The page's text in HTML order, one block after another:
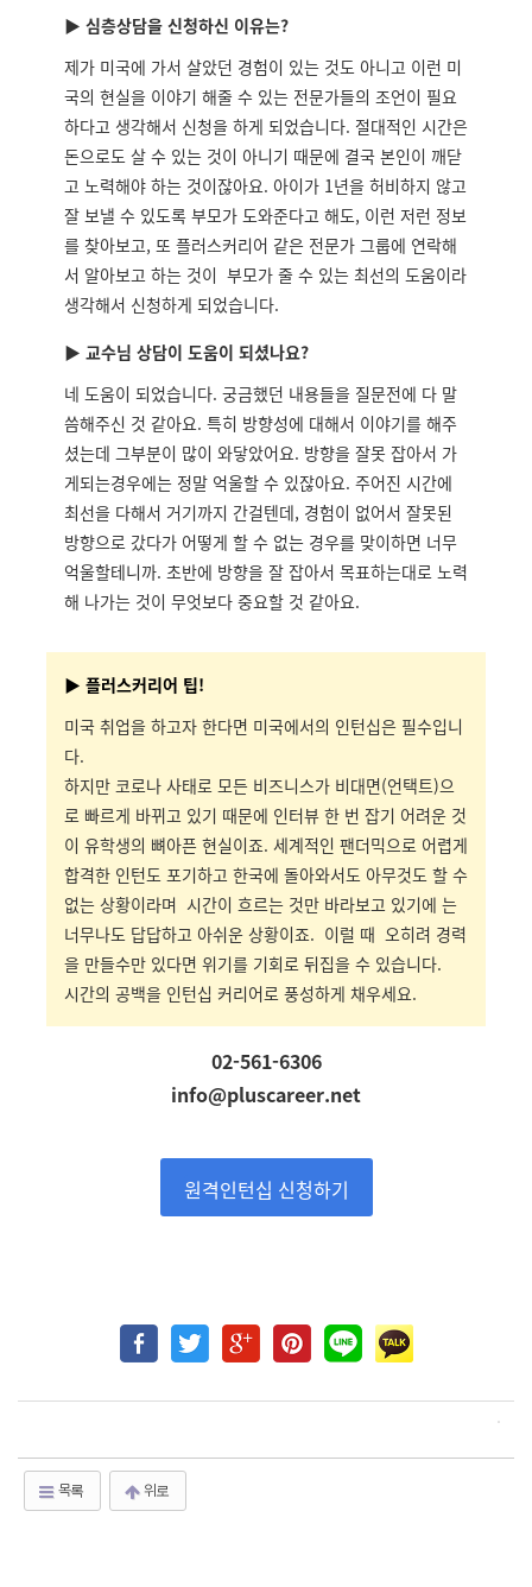
▶ 심층상담을 신청하신 이유는?
제가 미국에 가서 살았던 경험이 있는 것도 아니고 이런 미
국의 현실을 이야기 해줄 수 있는 전문가들의 조언이 필요
하다고 생각해서 신청을 하게 되었습니다. 절대적인 시간은
돈으로도 살 수 있는 것이 아니기 때문에 결국 본인이 깨닫
고 노력해야 하는 것이잖아요. 아이가 1년을 허비하지 않고
잘 보낼 수 있도록 부모가 도와준다고 해도, 이런 저런 정보
를 찾아보고, 또 플러스커리어 같은 전문가 그룹에 연락해
서 알아보고 하는 것이 부모가 줄 수 있는 최선의 도움이라
생각해서 신청하게 되었습니다.
▶ 교수님 상담이 도움이 되셨나요?
네 도움이 되었습니다. 궁금했던 내용들을 질문전에 다 말
씀해주신 것 같아요. 특히 방향성에 대해서 이야기를 해주
셨는데 그부분이 많이 와닿았어요. 방향을 잘못 잡아서 가
게되는경우에는 정말 억울할 수 있잖아요. 주어진 시간에
최선을 다해서 거기까지 간걸텐데, 경험이 없어서 잘못된
방향으로 갔다가 어떻게 할 수 없는 경우를 맞이하면 너무
억울할테니까. 초반에 방향을 잘 잡아서 목표하는대로 노력
해 나가는 것이 무엇보다 중요할 것 같아요.
▶ 플러스커리어 팁!
미국 취업을 하고자 한다면 미국에서의 인턴십은 필수입니
다.
하지만 코로나 사태로 모든 비즈니스가 비대면(언택트)으
로 빠르게 바뀌고 있기 때문에 인터뷰 한 번 잡기 어려운 것
이 유학생의 뼈아픈 현실이죠. 세계적인 팬더믹으로 어렵게
합격한 인턴도 포기하고 한국에 돌아와서도 아무것도 할 수
없는 상황이라며 시간이 흐르는 것만 바라보고 있기에 는
너무나도 답답하고 아쉬운 상황이죠. 이럴 때 오히려 경력
을 만들수만 있다면 위기를 기회로 뒤집을 수 있습니다.
시간의 공백을 인턴십 커리어로 풍성하게 채우세요.
02-561-6306
info@pluscareer.net
원격인턴십 신청하기
목록 위로